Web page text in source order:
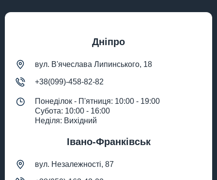
Дніпро
вул. В'ячеслава Липинського, 18
+38(099)-458-82-82
Понеділок - П'ятниця: 10:00 - 19:00
Субота: 10:00 - 16:00
Неділя: Вихідний
Івано-Франківськ
вул. Незалежності, 87